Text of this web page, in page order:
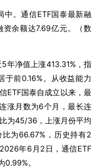
中。通信ETF国泰最新融
余额达7.69亿元。（数
年净值上涨413.31%，指
于前0.16%。从收益能力
ETF国泰自成立以来，最
涨月数为6个月，最长连
为45/36，上涨月份平均
为66.67%，历史持有2
年6月2日，通信ETF
。